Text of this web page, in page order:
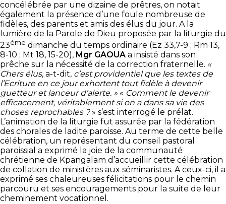
concélébrée par une dizaine de prêtres, on notait
également la présence d’une foule nombreuse de
fidèles, des parents et amis des élus du jour. A la
lumière de la Parole de Dieu proposée par la liturgie du
23ème dimanche du temps ordinaire (Ez 33,7-9 ; Rm 13,
8-10 ; Mt 18, 15-20), Mgr GAOUA a insisté dans son
prêche sur la nécessité de la correction fraternelle. «
Chers élus, a-t-dit, c’est providentiel que les textes de
l’Ecriture en ce jour exhortent tout fidèle à devenir
guetteur et lanceur d’alerte. » « Comment le devenir
efficacement, véritablement si on a dans sa vie des
choses reprochables ?» s’est interrogé le prélat.
L’animation de la liturgie fut assurée par la fédération
des chorales de ladite paroisse. Au terme de cette belle
célébration, un représentant du conseil pastoral
paroissial a exprimé la joie de la communauté
chrétienne de Kpangalam d’accueillir cette célébration
de collation de ministères aux séminaristes. A ceux-ci, il a
exprimé ses chaleureuses félicitations pour le chemin
parcouru et ses encouragements pour la suite de leur
cheminement vocationnel.